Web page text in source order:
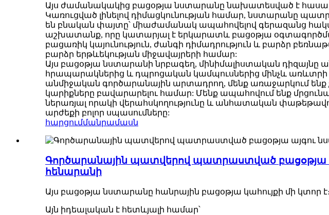
Այս ժամանակակից բացօթյա նստարանը նախատեսված է
Կառուցված լինելով դիմացկունության համար, նստարանը
են բնական փայտը՝ միաժամանակ ապահովելով գերազանց
աշխատանք, որը կատարյալ է երկարատև բացօթյա
բացառիկ կայունություն, ժանգի դիմադրություն և բարձր
բարձր երթևեկության միջավայրերի համար:
Այս բացօթյա նստարանի նրբագեղ, մինիմալիստական ​​դիզայնը
հրապարակներից և դպրոցական կամպուսներից մինչև
անմիջական գործարանային արտադրող, մենք առաջարկում ենք
կարիքները բավարարելու համար: Մենք ապահովում ենք
ներառյալ որակի վերահսկողությունը և անհատական
արժեքի բոլոր սպասումները:
հարցումմանրամասն
Գործարանային պատվերով պատրաստված բացօթյա
հենարանի
Այս բացօթյա նստարանը հանրային բացօթյա կահույքի մի կտոր է։
Այն իդեալական է հետևյալի համար՝